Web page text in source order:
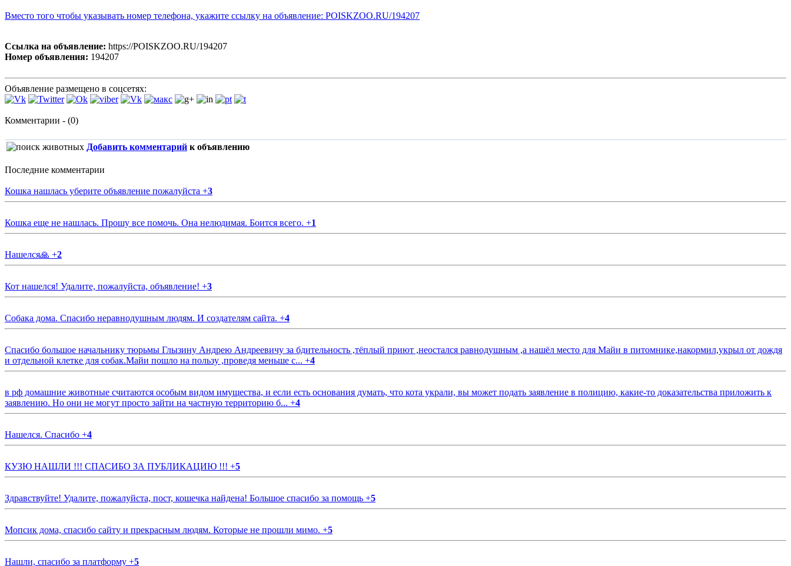
Вместо того чтобы указывать номер телефона, укажите ссылку на объявление: POISKZOO.RU/194207
Ссылка на объявление: https://POISKZOO.RU/194207
Номер объявления: 194207
Объявление размещено в соцсетях:
Комментарии - (0)
Добавить комментарий к объявлению
Последние комментарии
Кошка нашлась уберите объявление пожалуйста +3
Кошка еще не нашлась. Прошу все помочь. Она нелюдимая. Боится всего. +1
Нашелся🙏 +2
Кот нашелся! Удалите, пожалуйста, объявление! +3
Собака дома. Спасибо неравнодушным людям. И создателям сайта. +4
Спасибо большое начальнику тюрьмы Глызину Андрею Андреевичу за бдительность ,тёплый приют ,неостался равнодушным ,а нашёл место для Майи в питомнике,накормил,укрыл от дождя
и отдельной клетке для собак.Майи пошло на пользу ,проведя меньше с... +4
в рф домашние животные считаются особым видом имущества, и если есть основания думать, что кота украли, вы может подать заявление в полицию, какие-то доказательства приложить к
заявлению. Но они не могут просто зайти на частную территорию б... +4
Нашелся. Спасибо +4
КУЗЮ НАШЛИ !!! СПАСИБО ЗА ПУБЛИКАЦИЮ !!! +5
Здравствуйте! Удалите, пожалуйста, пост, кошечка найдена! Большое спасибо за помощь +5
Мопсик дома, спасибо сайту и прекрасным людям. Которые не прошли мимо. +5
Нашли, спасибо за платформу +5